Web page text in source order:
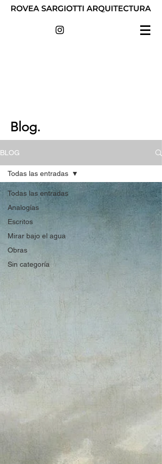
Blog.
BLOG
Todas las entradas
Analogías
Escritos
Mirar bajo el agua
Obras
Sin categoría
Todas las entradas